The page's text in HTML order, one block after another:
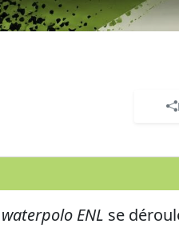
ENL se